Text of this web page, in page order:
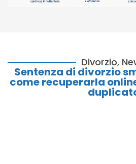
Divorzio,
Sentenza di divorzio
come recuperarla